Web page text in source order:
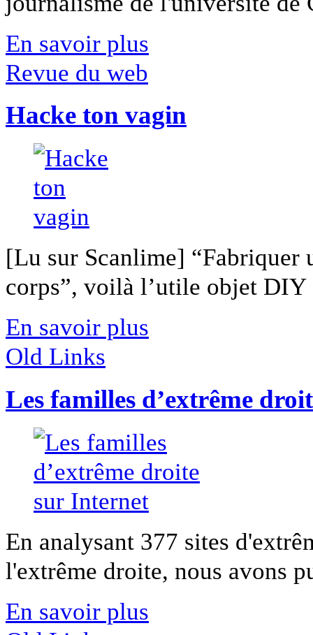
En savoir plus
Revue du web
Hacke ton vagin
[Lu sur Scanlime] “Fabriquer
corps”, voilà l’utile objet
En savoir plus
Old Links
Les familles d’extrême
En analysant 377 sites
l'extrême droite, nous avons
En savoir plus